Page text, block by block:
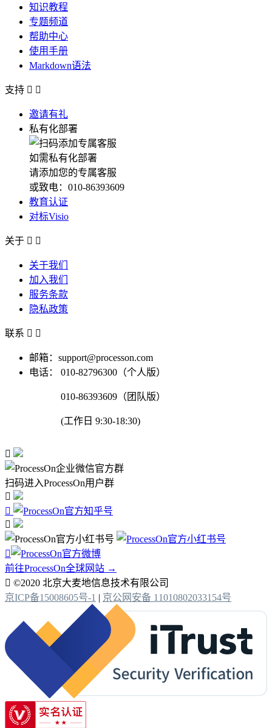
知识教程
专题频道
帮助中心
使用手册
Markdown语法
支持  
邀请有礼
私有化部署
如需私有化部署
请添加您的专属客服
或致电：010-86393609
教育认证
对标Visio
关于  
关于我们
加入我们
服务条款
隐私政策
联系  
邮箱：support@processon.com
电话：
010-82796300（个人版）
010-86393609（团队版）
(工作日 9:30-18:30)

扫码进入ProcessOn用户群




前往ProcessOn全球网站 →
 ©2020 北京大麦地信息技术有限公司
京ICP备15008605号-1 | 京公网安备 11010802033154号